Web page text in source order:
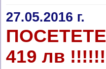
27.05.2016 г.
419 лв